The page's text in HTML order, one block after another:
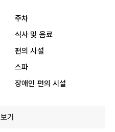
주차
식사 및 음료
편의 시설
스파
장애인 편의 시설
기